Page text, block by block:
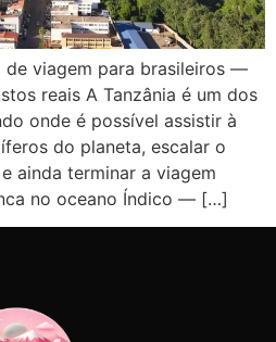
de viagem para brasileiros —
reais A Tanzânia é um dos
onde é possível assistir à
do planeta, escalar o
ainda terminar a viagem
no oceano Índico — […]